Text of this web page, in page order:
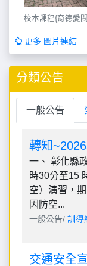
校本課程{育德愛
更多 圖片連結...
分類公告
一般公告
轉知
一、 彰化縣
時30分至15
空）演習，
因防空...
一般公告/ 訓導
交通安全